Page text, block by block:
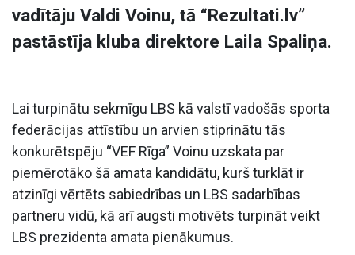
vadītāju Valdi Voinu, tā “Rezultati.lv”
pastāstīja kluba direktore Laila Spaliņa.
Lai turpinātu sekmīgu LBS kā valstī vadošās sporta
federācijas attīstību un arvien stiprinātu tās
konkurētspēju “VEF Rīga” Voinu uzskata par
piemērotāko šā amata kandidātu, kurš turklāt ir
atzinīgi vērtēts sabiedrības un LBS sadarbības
partneru vidū, kā arī augsti motivēts turpināt veikt
LBS prezidenta amata pienākumus.